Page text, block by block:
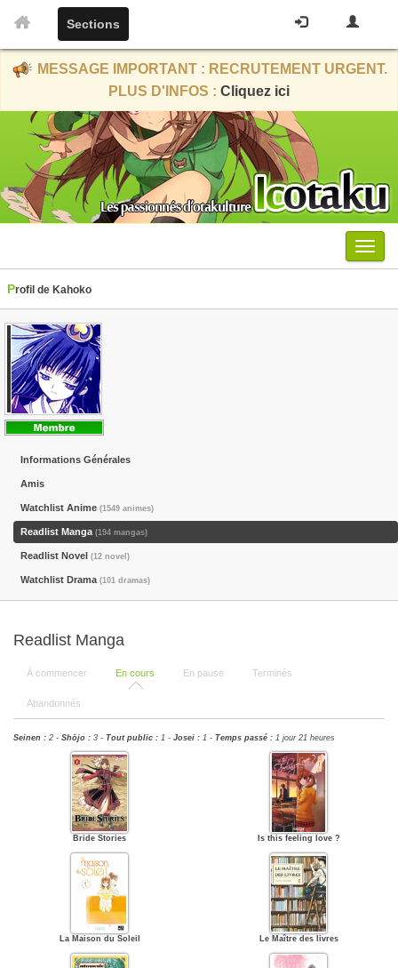
Sections
MESSAGE IMPORTANT : RECRUTEMENT URGENT.
PLUS D'INFOS : Cliquez ici
Menu
Profil de Kahoko
Informations Générales
Amis
Watchlist Anime (1549 animes)
Readlist Manga (194 mangas)
Readlist Novel (12 novel)
Watchlist Drama (101 dramas)
Readlist Manga
À commencer En cours En pause Terminés
Abandonnés
Seinen : 2 - Shōjo : 3 - Tout public : 1 - Josei : 1 - Temps passé : 1 jour 21 heures
Bride Stories Is this feeling love ?
La Maison du Soleil Le Maître des livres